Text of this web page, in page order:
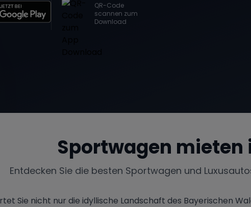
QR-Code
scannen zum
Download
Sportwagen mieten
Entdecken Sie die besten Sportwagen und
Sie nicht nur die idyllische Landschaft des Bayerischen